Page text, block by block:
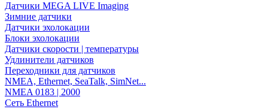
Датчики MEGA LIVE Imaging
Зимние датчики
Датчики эхолокации
Блоки эхолокации
Датчики скорости | температуры
Удлинители датчиков
Переходники для датчиков
NMEA, Ethernet, SeaTalk, SimNet...
NMEA 0183 | 2000
Сеть Ethernet